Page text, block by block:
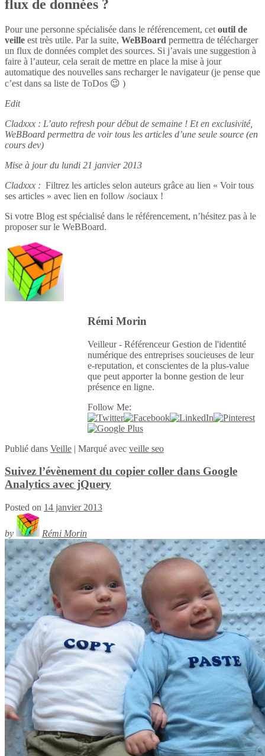
flux de données ?
Pour une personne spécialisée dans le référencement, cet outil de
veille est très utile. Par la suite, WeBBoard permettra de télécharger
un flux de données complet des sources. Si j’avais une suggestion à
faire à l’auteur, cela serait de mettre en place la mise à jour
automatique des nouvelles sans recharger le navigateur (je pense que
c’est dans sa liste de ToDos 😉 )
Edit
Cladxxx : L’auto refresh pour début de semaine ! Et en exclusivité,
WeBBoard permettra de voir tous les articles d’une seule source (en
cours dev)
Mise à jour du lundi 21 janvier 2013
Cladxxx : Filtrez les articles selon auteurs grâce au lien « Voir tous
ses articles » avec lien en follow /sociaux !
Si votre Blog est spécialisé dans le référencement, n’hésitez pas à le
proposer sur le WeBBoard.
Rémi Morin
Veilleur - Référenceur Gestion de l'identité
numérique des entreprises soucieuses de leur
e-reputation, et conscientes de la plus-value
que peut apporter la bonne gestion de leur
présence en ligne.
Follow Me:
Publié dans Veille | Marqué avec veille seo
Suivez l’évènement du copier coller dans Google
Analytics avec jQuery
Posted on 14 janvier 2013
by Rémi Morin